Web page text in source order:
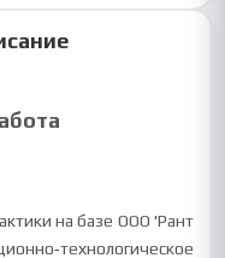
на базе ООО 'Рант